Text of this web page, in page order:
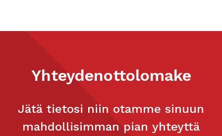
Yhteydenottolomake
Jätä tietosi niin otamme sinuun
mahdollisimman pian yhteyttä